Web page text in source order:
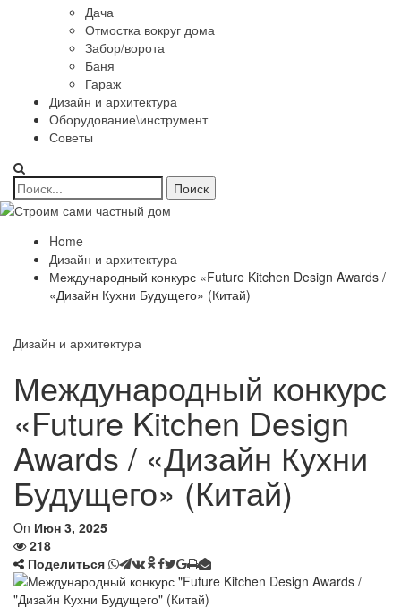
Дача
Отмостка вокруг дома
Забор/ворота
Баня
Гараж
Дизайн и архитектура
Оборудование\инструмент
Советы
Home
Дизайн и архитектура
Международный конкурс «Future Kitchen Design Awards /
«Дизайн Кухни Будущего» (Китай)
Дизайн и архитектура
Международный конкурс
«Future Kitchen Design
Awards / «Дизайн Кухни
Будущего» (Китай)
On Июн 3, 2025
218
Поделиться